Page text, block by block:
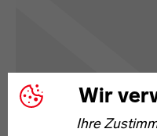
Wir
Ihre